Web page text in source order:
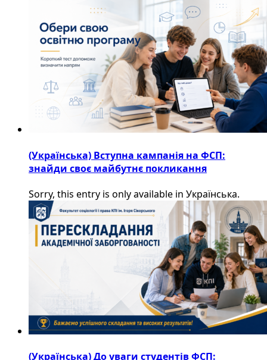
(Українська) Вступна кампанія на ФСП:
знайди своє майбутнє покликання
Sorry, this entry is only available in Українська.
(Українська) До уваги студентів ФСП: